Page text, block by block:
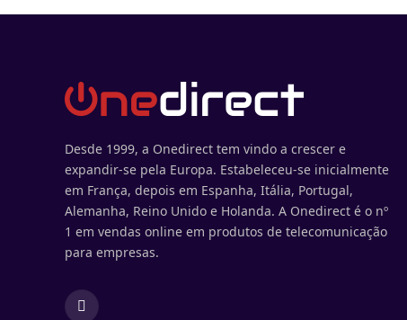
Desde 1999, a Onedirect tem vindo a crescer e
expandir-se pela Europa. Estabeleceu-se inicialmente
em França, depois em Espanha, Itália, Portugal,
Alemanha, Reino Unido e Holanda. A Onedirect é o nº
1 em vendas online em produtos de telecomunicação
para empresas.
Facebook